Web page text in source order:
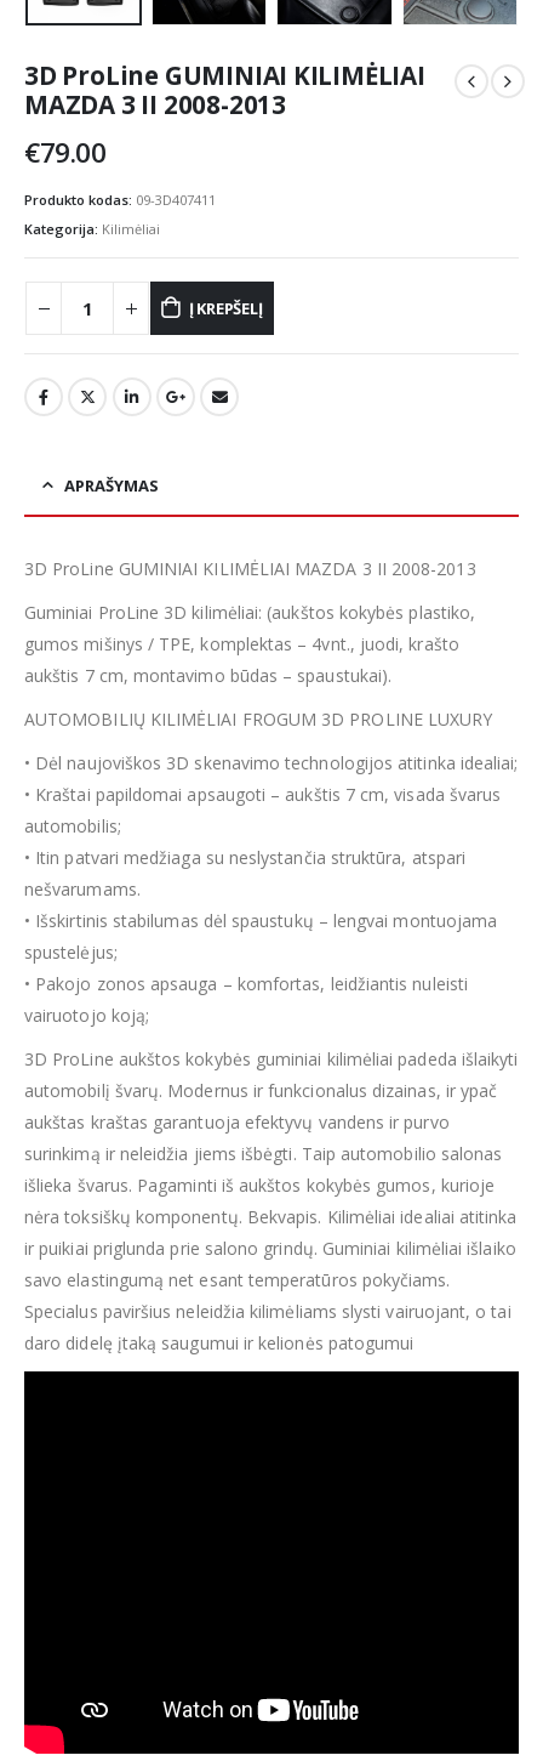
3D ProLine GUMINIAI KILIMĖLIAI
MAZDA 3 II 2008-2013
€79.00
Produkto kodas: 09-3D407411
Kategorija: Kilimėliai
Į KREPŠELĮ
APRAŠYMAS
3D ProLine GUMINIAI KILIMĖLIAI MAZDA 3 II 2008-2013
Guminiai ProLine 3D kilimėliai: (aukštos kokybės plastiko,
gumos mišinys / TPE, komplektas – 4vnt., juodi, krašto
aukštis 7 cm, montavimo būdas – spaustukai).
AUTOMOBILIŲ KILIMĖLIAI FROGUM 3D PROLINE LUXURY
• Dėl naujoviškos 3D skenavimo technologijos atitinka idealiai;
• Kraštai papildomai apsaugoti – aukštis 7 cm, visada švarus
automobilis;
• Itin patvari medžiaga su neslystančia struktūra, atspari
nešvarumams.
• Išskirtinis stabilumas dėl spaustukų – lengvai montuojama
spustelėjus;
• Pakojo zonos apsauga – komfortas, leidžiantis nuleisti
vairuotojo koją;
3D ProLine aukštos kokybės guminiai kilimėliai padeda išlaikyti
automobilį švarų. Modernus ir funkcionalus dizainas, ir ypač
aukštas kraštas garantuoja efektyvų vandens ir purvo
surinkimą ir neleidžia jiems išbėgti. Taip automobilio salonas
išlieka švarus. Pagaminti iš aukštos kokybės gumos, kurioje
nėra toksiškų komponentų. Bekvapis. Kilimėliai idealiai atitinka
ir puikiai priglunda prie salono grindų. Guminiai kilimėliai išlaiko
savo elastingumą net esant temperatūros pokyčiams.
Specialus paviršius neleidžia kilimėliams slysti vairuojant, o tai
daro didelę įtaką saugumui ir kelionės patogumui